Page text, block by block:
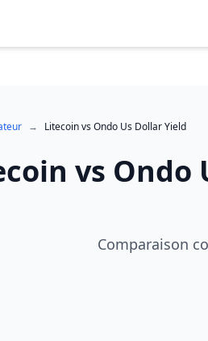
→ LitecoinvsOndo Us Dollar Yield
vs Ondo
Comparaison